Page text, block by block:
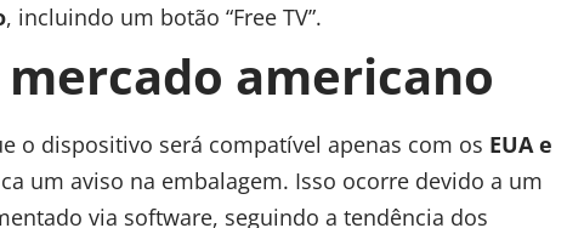
, incluindo um botão “Free TV”.
americano
o dispositivo será compatível apenas com os EUA e
um aviso na embalagem. Isso ocorre devido a um
via software, seguindo a tendência dos